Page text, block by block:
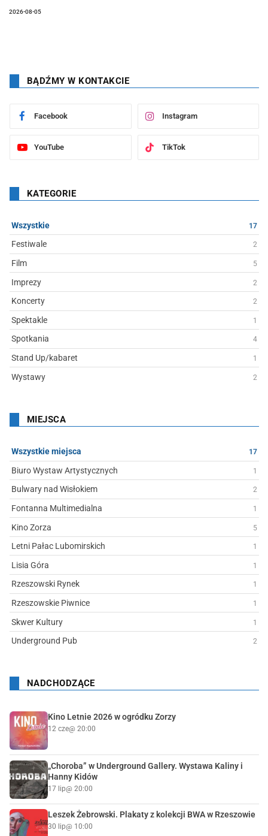
2026-08-05
BĄDŹMY W KONTAKCIE
Facebook Instagram
YouTube TikTok
KATEGORIE
Wszystkie 17
Festiwale 2
Film 5
Imprezy 2
Koncerty 2
Spektakle 1
Spotkania 4
Stand Up/kabaret 1
Wystawy 2
MIEJSCA
Wszystkie miejsca 17
Biuro Wystaw Artystycznych 1
Bulwary nad Wisłokiem 2
Fontanna Multimedialna 1
Kino Zorza 5
Letni Pałac Lubomirskich 1
Lisia Góra 1
Rzeszowski Rynek 1
Rzeszowskie Piwnice 1
Skwer Kultury 1
Underground Pub 2
NADCHODZĄCE
Kino Letnie 2026 w ogródku Zorzy
12 cze@ 20:00
„Choroba” w Underground Gallery. Wystawa Kaliny i
Hanny Kidów
17 lip@ 20:00
Leszek Żebrowski. Plakaty z kolekcji BWA w Rzeszowie
30 lip@ 10:00